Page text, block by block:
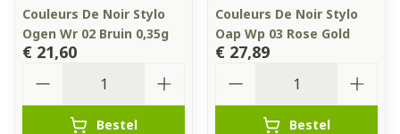
Couleurs De Noir Stylo
Ogen Wr 02 Bruin 0,35g
€ 21,60
Bestel
Couleurs De Noir Stylo
Oap Wp 03 Rose Gold
€ 27,89
Bestel